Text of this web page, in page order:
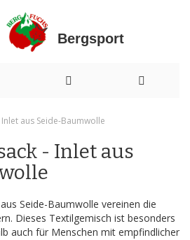
Bergsport
aus Seide-Baumwolle
- Inlet aus
Seide-Baumwolle vereinen die
Dieses Textilgemisch ist besonders
auch für Menschen mit empfindlicher